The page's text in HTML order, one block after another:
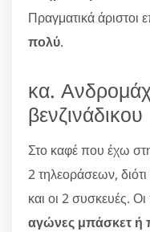
Πραγματικά άριστοι
πολύ.
κα.
βενζινάδικου
Στο καφέ που έχω
2 τηλεοράσεων,
και οι 2 συσκευές.
αγώνες μπάσκετ ή